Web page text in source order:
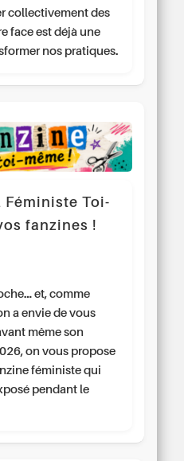
collectivement des
face est déjà une
nos pratiques.
Féministe Toi-
fanzines !
et, comme
a envie de vous
même son
on vous propose
féministe qui
pendant le